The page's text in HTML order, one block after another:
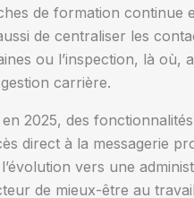
de formation continue
de centraliser les
ou l’inspection, là où,
carrière.
2025, des fonctionnalités
direct à la messagerie
vers une
de mieux-être au